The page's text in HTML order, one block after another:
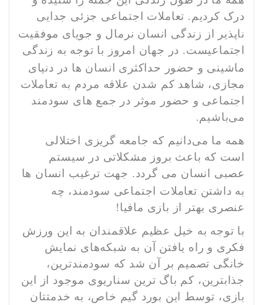
درک کردیم. تعاملات اجتماعی جزئی جدایی
ناپذیر از زندگی انسان نرمال و جویای موفقیت
اجتماعیست. در جهان امروز با توجه به زندگی
ماشینی و حضور حداکثری انسان ها در دنیای
مجازی، شاهد کم شدن علاقه مردم به تعاملات
اجتماعی و حضور موثر در جمع های سودمند
می‌باشیم.
همه ما می‌دانیم که جامعه گریزی اختلالی
است که باعث بروز مشکلاتی در سیستم
عصبی انسان می گردد. جهت ترغیب انسان ها
به داشتن تعاملات اجتماعی سودمند، چه
عنصری بهتر از بازی مافیا!
با توجه به خیل عظیم علاقمندان به این ورزش
فکری و راه یافتن آن به شبکه‌های نمایش
خانگی تصمیم بر آن شد که سودمندترین،
جذابترین، کم باگ ترین سناریوی موجود از این
بازی، توسط این بورد گیم خاص، به خدمتتان